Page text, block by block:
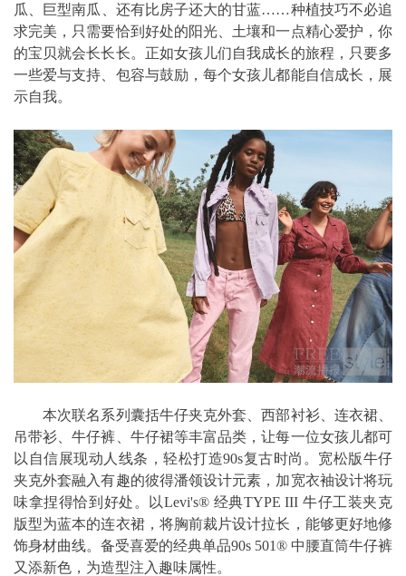
瓜、巨型南瓜、还有比房子还大的甘蓝……种植技巧不必追
求完美，只需要恰到好处的阳光、土壤和一点精心爱护，你
的宝贝就会长长长。正如女孩儿们自我成长的旅程，只要多
一些爱与支持、包容与鼓励，每个女孩儿都能自信成长，展
示自我。
本次联名系列囊括牛仔夹克外套、西部衬衫、连衣裙、
吊带衫、牛仔裤、牛仔裙等丰富品类，让每一位女孩儿都可
以自信展现动人线条，轻松打造90s复古时尚。宽松版牛仔
夹克外套融入有趣的彼得潘领设计元素，加宽衣袖设计将玩
味拿捏得恰到好处。以Levi's® 经典TYPE III 牛仔工装夹克
版型为蓝本的连衣裙，将胸前裁片设计拉长，能够更好地修
饰身材曲线。备受喜爱的经典单品90s 501® 中腰直筒牛仔裤
又添新色，为造型注入趣味属性。